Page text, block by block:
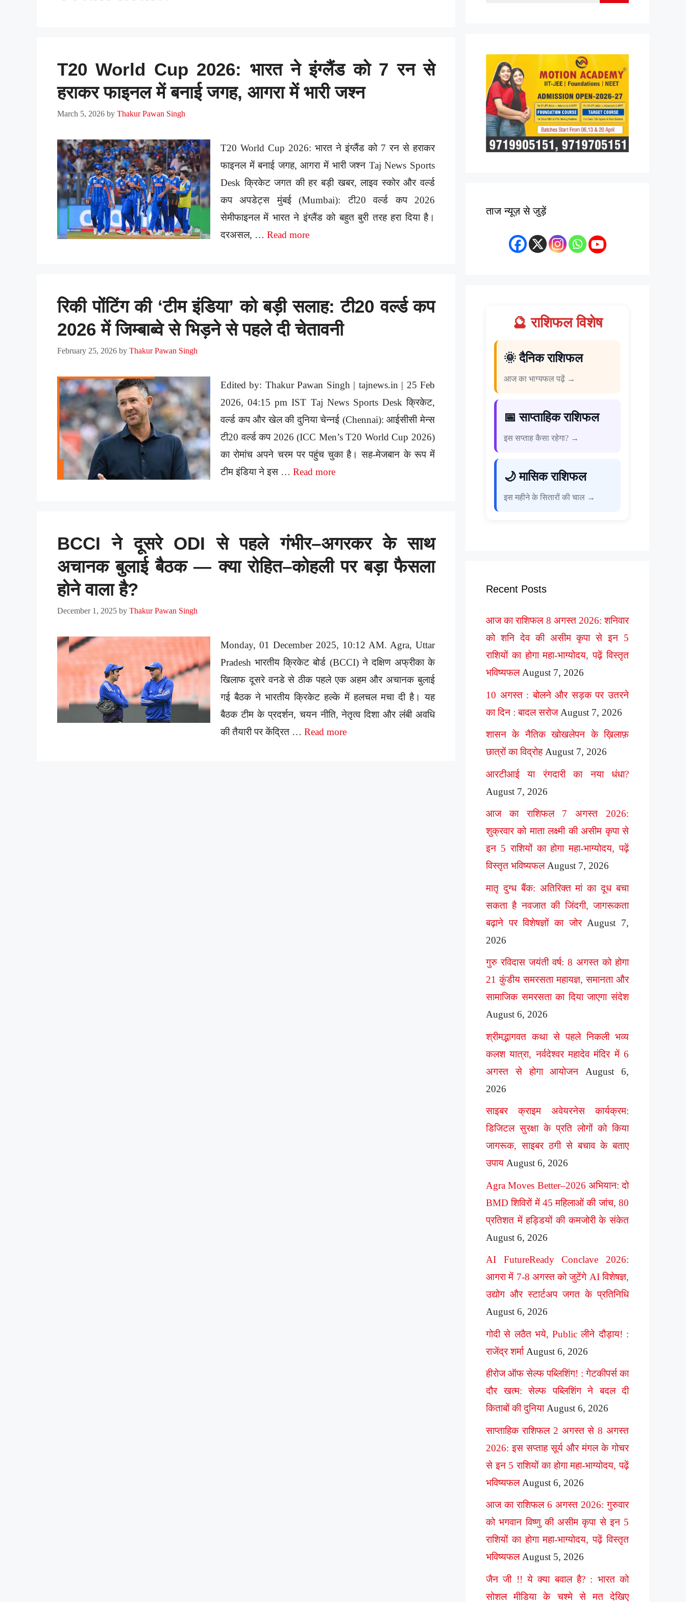
T20 World Cup 2026: भारत ने इंग्लैंड को 7 रन से
हराकर फाइनल में बनाई जगह, आगरा में भारी जश्न
March 5, 2026 by Thakur Pawan Singh
T20 World Cup 2026: भारत ने इंग्लैंड को 7 रन से हराकर
फाइनल में बनाई जगह, आगरा में भारी जश्न Taj News Sports
Desk क्रिकेट जगत की हर बड़ी खबर, लाइव स्कोर और वर्ल्ड
कप अपडेट्स मुंबई (Mumbai): टी20 वर्ल्ड कप 2026
सेमीफाइनल में भारत ने इंग्लैंड को बहुत बुरी तरह हरा दिया है।
दरअसल, … Read more
रिकी पोंटिंग की ‘टीम इंडिया’ को बड़ी सलाह: टी20 वर्ल्ड कप
2026 में जिम्बाब्वे से भिड़ने से पहले दी चेतावनी
February 25, 2026 by Thakur Pawan Singh
Edited by: Thakur Pawan Singh | tajnews.in | 25 Feb
2026, 04:15 pm IST Taj News Sports Desk क्रिकेट,
वर्ल्ड कप और खेल की दुनिया चेन्नई (Chennai): आईसीसी मेन्स
टी20 वर्ल्ड कप 2026 (ICC Men’s T20 World Cup 2026)
का रोमांच अपने चरम पर पहुंच चुका है। सह-मेजबान के रूप में
टीम इंडिया ने इस … Read more
BCCI ने दूसरे ODI से पहले गंभीर–अगरकर के साथ
अचानक बुलाई बैठक — क्या रोहित–कोहली पर बड़ा फैसला
होने वाला है?
December 1, 2025 by Thakur Pawan Singh
Monday, 01 December 2025, 10:12 AM. Agra, Uttar
Pradesh भारतीय क्रिकेट बोर्ड (BCCI) ने दक्षिण अफ्रीका के
खिलाफ दूसरे वनडे से ठीक पहले एक अहम और अचानक बुलाई
गई बैठक ने भारतीय क्रिकेट हल्के में हलचल मचा दी है। यह
बैठक टीम के प्रदर्शन, चयन नीति, नेतृत्व दिशा और लंबी अवधि
की तैयारी पर केंद्रित … Read more
ताज न्यूज़ से जुड़ें
🔮 राशिफल विशेष
🌞 दैनिक राशिफल
आज का भाग्यफल पढ़ें →
📅 साप्ताहिक राशिफल
इस सप्ताह कैसा रहेगा? →
🌙 मासिक राशिफल
इस महीने के सितारों की चाल →
Recent Posts
आज का राशिफल 8 अगस्त 2026: शनिवार
को शनि देव की असीम कृपा से इन 5
राशियों का होगा महा-भाग्योदय, पढ़ें विस्तृत
भविष्यफल August 7, 2026
10 अगस्त : बोलने और सड़क पर उतरने
का दिन : बादल सरोज August 7, 2026
शासन के नैतिक खोखलेपन के ख़िलाफ़
छात्रों का विद्रोह August 7, 2026
आरटीआई या रंगदारी का नया धंधा?
August 7, 2026
आज का राशिफल 7 अगस्त 2026:
शुक्रवार को माता लक्ष्मी की असीम कृपा से
इन 5 राशियों का होगा महा-भाग्योदय, पढ़ें
विस्तृत भविष्यफल August 7, 2026
मातृ दुग्ध बैंक: अतिरिक्त मां का दूध बचा
सकता है नवजात की जिंदगी, जागरूकता
बढ़ाने पर विशेषज्ञों का जोर August 7,
2026
गुरु रविदास जयंती वर्ष: 8 अगस्त को होगा
21 कुंडीय समरसता महायज्ञ, समानता और
सामाजिक समरसता का दिया जाएगा संदेश
August 6, 2026
श्रीमद्भागवत कथा से पहले निकली भव्य
कलश यात्रा, नर्वदेश्वर महादेव मंदिर में 6
अगस्त से होगा आयोजन
August 6,
2026
साइबर क्राइम अवेयरनेस कार्यक्रम:
डिजिटल सुरक्षा के प्रति लोगों को किया
जागरूक, साइबर ठगी से बचाव के बताए
उपाय August 6, 2026
Agra Moves Better–2026 अभियान: दो
BMD शिविरों में 45 महिलाओं की जांच, 80
प्रतिशत में हड्डियों की कमजोरी के संकेत
August 6, 2026
AI FutureReady Conclave 2026:
आगरा में 7-8 अगस्त को जुटेंगे AI विशेषज्ञ,
उद्योग और स्टार्टअप जगत के प्रतिनिधि
August 6, 2026
गोदी से लठैत भये, Public लीने दौड़ाय! :
राजेंद्र शर्मा August 6, 2026
हीरोज ऑफ सेल्फ पब्लिशिंग! : गेटकीपर्स का
दौर खत्म: सेल्फ पब्लिशिंग ने बदल दी
किताबों की दुनिया August 6, 2026
साप्ताहिक राशिफल 2 अगस्त से 8 अगस्त
2026: इस सप्ताह सूर्य और मंगल के गोचर
से इन 5 राशियों का होगा महा-भाग्योदय, पढ़ें
भविष्यफल August 6, 2026
आज का राशिफल 6 अगस्त 2026: गुरुवार
को भगवान विष्णु की असीम कृपा से इन 5
राशियों का होगा महा-भाग्योदय, पढ़ें विस्तृत
भविष्यफल August 5, 2026
जैन जी !! ये क्या बवाल है? : भारत को
सोशल मीडिया के चश्मे से मत देखिए